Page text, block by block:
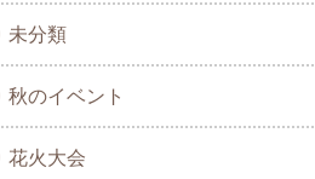
未分類
秋のイベント
花火大会